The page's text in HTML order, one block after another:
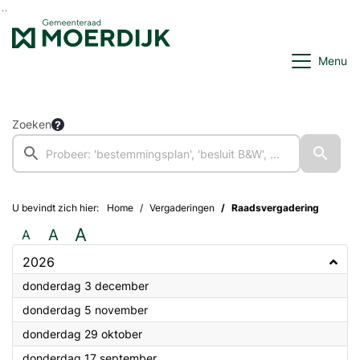
Ga naar de inhoud van deze pagina
Ga naar het zoeken
Ga naar het menu
Menu
Zoeken
U bevindt zich hier: Home Vergaderingen Raadsvergadering
A A A
2026
donderdag 3 december2026
donderdag 5 november2026
donderdag 29 oktober2026
2026